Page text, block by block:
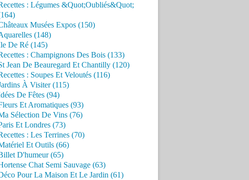
: Légumes &Quot;Oubliés&Quot;
Musées Expos (150)
(148)
De Ré (145)
: Champignons Des Bois (133)
Jean De Beauregard Et Chantilly (120)
: Soupes Et Veloutés (116)
À Visiter (115)
De Fêtes (94)
Et Aromatiques (93)
Sélection De Vins (76)
Et Londres (73)
: Les Terrines (70)
Et Outils (66)
D'humeur (65)
Chat Semi Sauvage (63)
Pour La Maison Et Le Jardin (61)